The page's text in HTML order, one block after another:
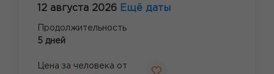
12 августа 2026 Ещё даты
Продолжительность
5 дней
Цена за человека от